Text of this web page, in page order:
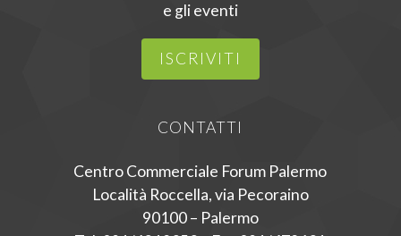
e gli eventi
ISCRIVITI
CONTATTI
Centro Commerciale Forum Palermo
Località Roccella, via Pecoraino
90100 – Palermo